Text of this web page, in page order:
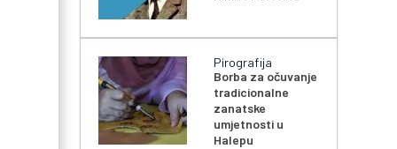
Pirografija
Borba za očuvanje
tradicionalne
zanatske
umjetnosti u
Halepu